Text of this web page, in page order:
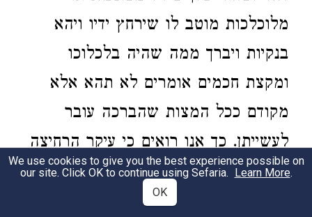
מלוכלכות מוטב לו שירחץ ידיו ויהא
בנקיות ויברך ממה שהיה בלכלוכו
ומקצת חכמים אומרים לא תהא אלא
מקודם ככל המצות שהברכה עובר
לעשייתן. כך אנו רואים כי עיקר הרחיצה
היא בשעה שמנגב ידיו מן הרחיצה דהא
תנינן דכתיב ככה יאכלו בני ישראל את
We use cookies to give you the best experience possible on
our site. Click OK to continue using Sefaria. Learn More.
OK